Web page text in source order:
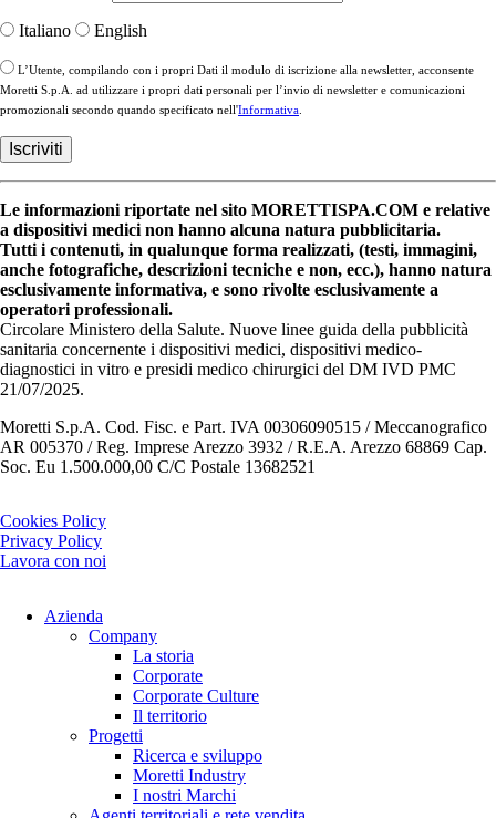
Italiano English
L’Utente, compilando con i propri Dati il modulo di iscrizione alla newsletter, acconsente
Moretti S.p.A. ad utilizzare i propri dati personali per l’invio di newsletter e comunicazioni
promozionali secondo quando specificato nell'Informativa
Le informazioni riportate nel sito MORETTISPA.COM e relative
a dispositivi medici non hanno alcuna natura pubblicitaria.
Tutti i contenuti, in qualunque forma realizzati, (testi, immagini,
anche fotografiche, descrizioni tecniche e non, ecc.), hanno natura
esclusivamente informativa, e sono rivolte esclusivamente a
operatori professionali.
Circolare Ministero della Salute. Nuove linee guida della pubblicità
sanitaria concernente i dispositivi medici, dispositivi medico-
diagnostici in vitro e presidi medico chirurgici del DM IVD PMC
21/07/2025.
Moretti S.p.A. Cod. Fisc. e Part. IVA 00306090515 / Meccanografico
AR 005370 / Reg. Imprese Arezzo 3932 / R.E.A. Arezzo 68869 Cap.
Soc. Eu 1.500.000,00 C/C Postale 13682521
Cookies Policy
Privacy Policy
Lavora con noi
Azienda
Company
La storia
Corporate
Corporate Culture
Il territorio
Progetti
Ricerca e sviluppo
Moretti Industry
I nostri Marchi